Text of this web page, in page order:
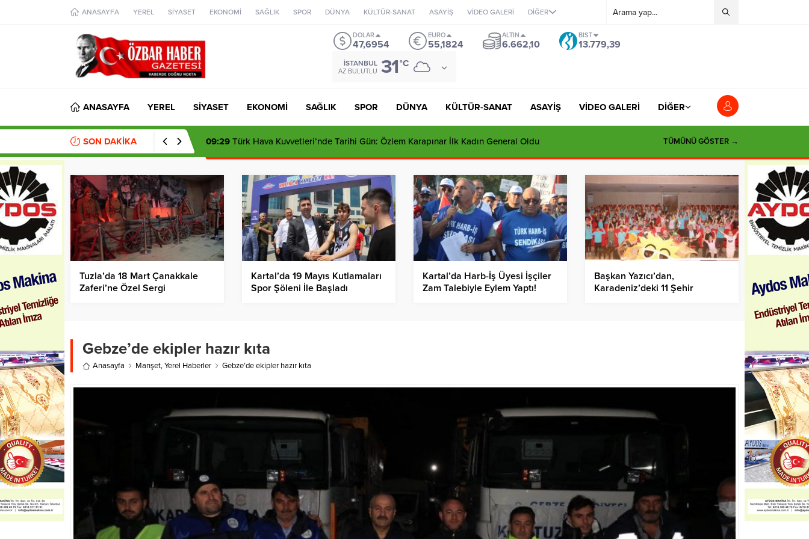
ANASAYFA YEREL SİYASET EKONOMİ SAĞLIK SPOR DÜNYA KÜLTÜR-SANAT ASAYİŞ VİDEO GALERİ DİĞER
DOLAR
47,6954
EURO
55,1824
ALTIN
6.662,10
BIST
13.779,39
İSTANBUL
AZ BULUTLU 31°C
ANASAYFA YEREL SİYASET EKONOMİ SAĞLIK SPOR DÜNYA KÜLTÜR-SANAT ASAYİŞ VİDEO GALERİ DİĞER
SON DAKİKA 09:29 Türk Hava Kuvvetleri’nde Tarihi Gün: Özlem Karapınar İlk Kadın General Oldu TÜMÜNÜ GÖSTER →
Tuzla’da 18 Mart Çanakkale
Zaferi’ne Özel Sergi
Kartal’da 19 Mayıs Kutlamaları
Spor Şöleni İle Başladı
Kartal’da Harb-İş Üyesi İşçiler
Zam Talebiyle Eylem Yaptı!
Başkan Yazıcı’dan,
Karadeniz’deki 11 Şehir
Gebze’de ekipler hazır kıta
Anasayfa Manşet,Yerel Haberler Gebze’de ekipler hazır kıta